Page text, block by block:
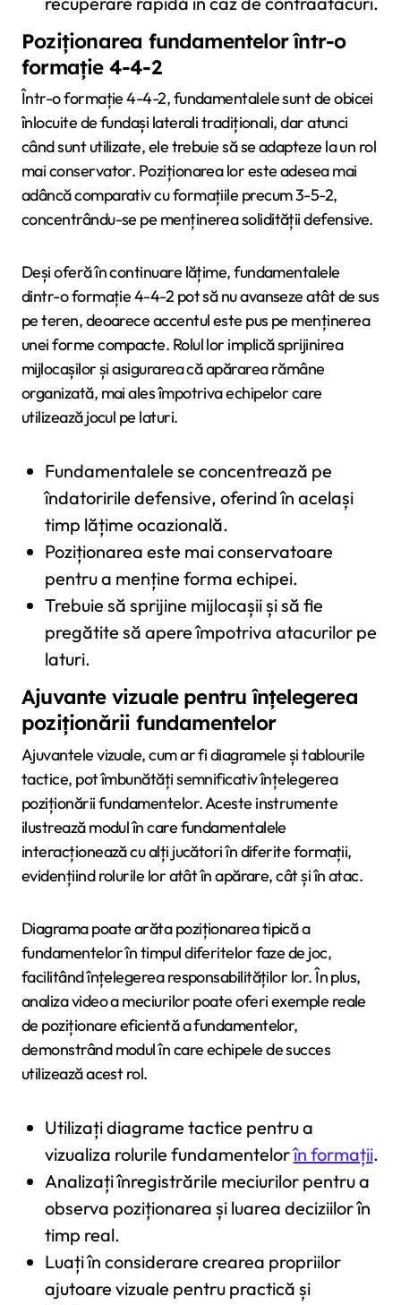
Poziționarea fundamentelor într-o
formație 4-4-2
Într-o formație 4-4-2, fundamentalele sunt de obicei
înlocuite de fundași laterali tradiționali, dar atunci
când sunt utilizate, ele trebuie să se adapteze la un rol
mai conservator. Poziționarea lor este adesea mai
adâncă comparativ cu formațiile precum 3-5-2,
concentrându-se pe menținerea solidității defensive.
Deși oferă în continuare lățime, fundamentalele
dintr-o formație 4-4-2 pot să nu avanseze atât de sus
pe teren, deoarece accentul este pus pe menținerea
unei forme compacte. Rolul lor implică sprijinirea
mijlocașilor și asigurarea că apărarea rămâne
organizată, mai ales împotriva echipelor care
utilizează jocul pe laturi.
Fundamentalele se concentrează pe
îndatoririle defensive, oferind în același
timp lățime ocazională.
Poziționarea este mai conservatoare
pentru a menține forma echipei.
Trebuie să sprijine mijlocașii și să fie
pregătite să apere împotriva atacurilor pe
laturi.
Ajuvante vizuale pentru înțelegerea
poziționării fundamentelor
Ajuvantele vizuale, cum ar fi diagramele și tablourile
tactice, pot îmbunătăți semnificativ înțelegerea
poziționării fundamentelor. Aceste instrumente
ilustrează modul în care fundamentalele
interacționează cu alți jucători în diferite formații,
evidențiind rolurile lor atât în apărare, cât și în atac.
Diagrama poate arăta poziționarea tipică a
fundamentelor în timpul diferitelor faze de joc,
facilitând înțelegerea responsabilităților lor. În plus,
analiza video a meciurilor poate oferi exemple reale
de poziționare eficientă a fundamentelor,
demonstrând modul în care echipele de succes
utilizează acest rol.
Utilizați diagrame tactice pentru a
vizualiza rolurile fundamentelorîn formații.
Analizați înregistrările meciurilor pentru a
observa poziționarea și luarea deciziilor în
timp real.
Luați în considerare crearea propriilor
ajutoare vizuale pentru practică și